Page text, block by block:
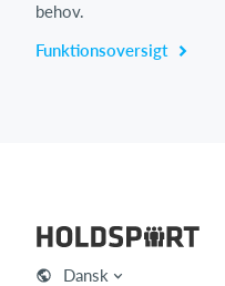
behov.
Funktionsoversigt
Dansk